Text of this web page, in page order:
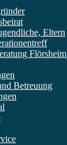
Eltern
Flörsheim
Betreuung